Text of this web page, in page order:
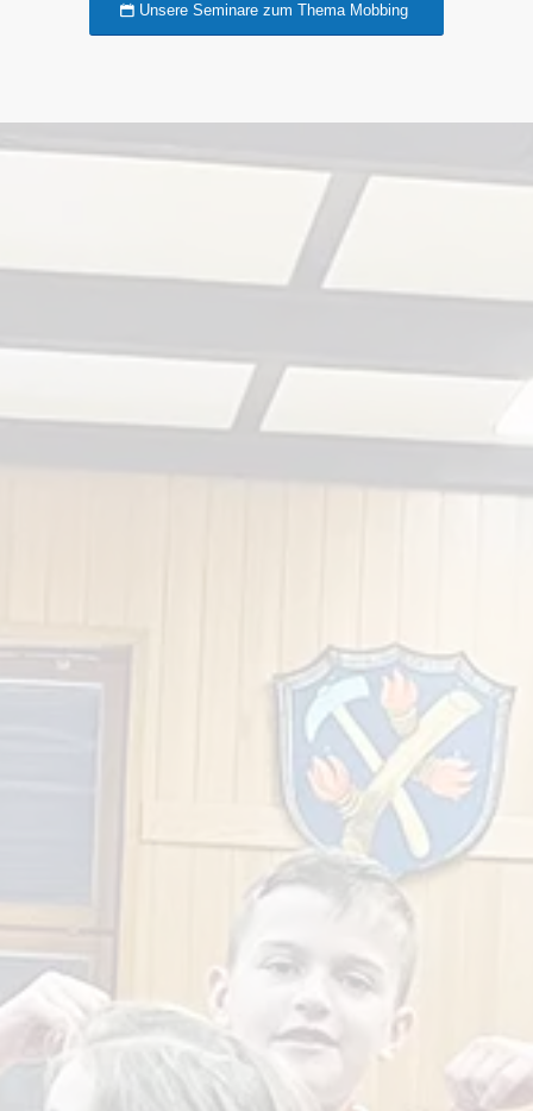
Unsere Seminare zum Thema Mobbing